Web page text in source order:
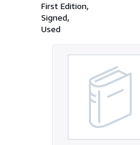
und Oberkommandant der
Ungarischen Roten Armee
First Edition
Signed
Used